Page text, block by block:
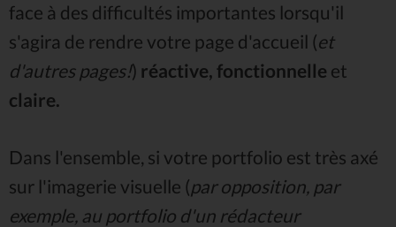
face à des difficultés importantes lorsqu'il
s'agira de rendre votre page d'accueil (et
d'autres pages!) réactive, fonctionnelle et
claire.
Dans l'ensemble, si votre portfolio est très axé
sur l'imagerie visuelle (par opposition, par
exemple, au portfolio d'un rédacteur